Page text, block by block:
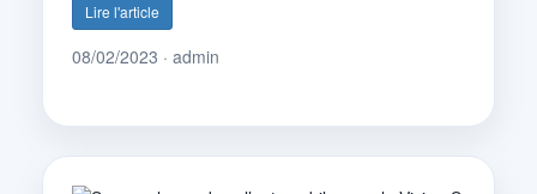
Lire l'article
08/02/2023 · admin